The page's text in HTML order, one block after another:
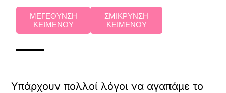
ΜΕΓΕΘΥΝΣΗ
ΚΕΙΜΕΝΟΥ
ΣΜΙΚΡΥΝΣΗ
ΚΕΙΜΕΝΟΥ
Υπάρχουν πολλοί λόγοι να αγαπάμε το